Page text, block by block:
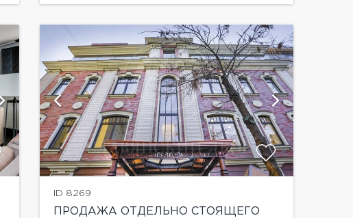
ID 8269
ПРОДАЖА ОТДЕЛЬНО СТОЯЩЕГО